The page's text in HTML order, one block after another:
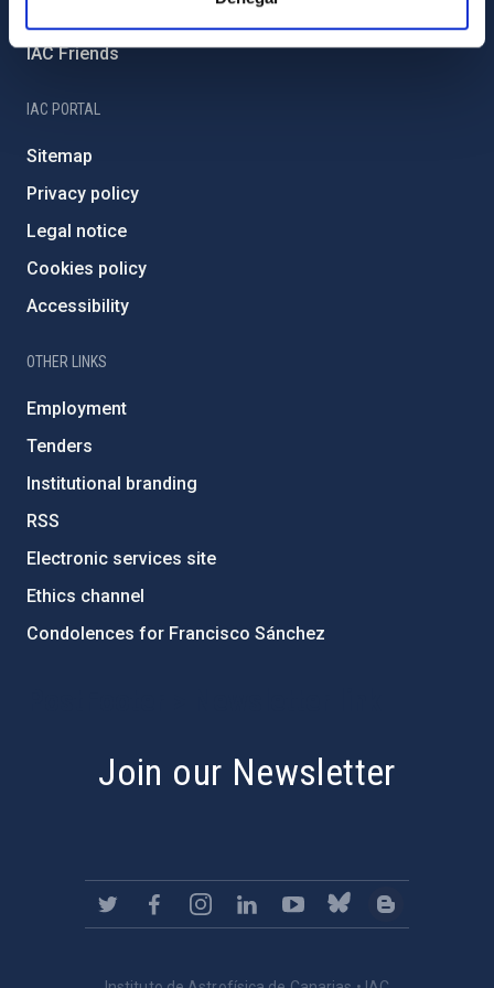
IAC Friends
IAC PORTAL
Sitemap
Privacy policy
Legal notice
Cookies policy
Accessibility
OTHER LINKS
Employment
Tenders
Institutional branding
RSS
Electronic services site
Ethics channel
Condolences for Francisco Sánchez
Join our Newsletter